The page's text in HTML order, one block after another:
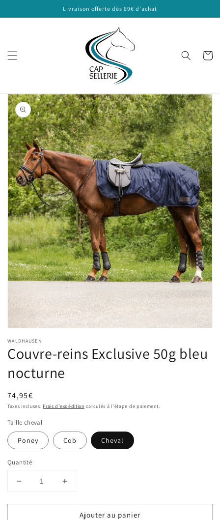
au
Livraison offerte dès 89€ d'achat
Panier
Passer aux
informations
produits
le
1
dans
fenêtre
WALDHAUSEN
Couvre-reins Exclusive 50g bleu
nocturne
Prix
habituel
74,95€
Taxes incluses. Frais d'expédition calculés à l'étape de paiement.
Taille cheval
Poney Cob Cheval
Quantité
Réduire
quantité
Augmenter
quantité
Ajouter au panier